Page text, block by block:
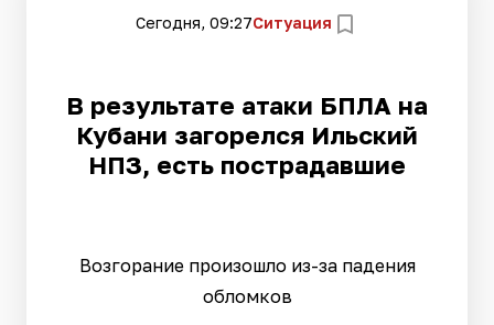
Сегодня, 09:27Ситуация
В результате атаки БПЛА на
Кубани загорелся Ильский
НПЗ, есть пострадавшие
Возгорание произошло из-за падения
обломков